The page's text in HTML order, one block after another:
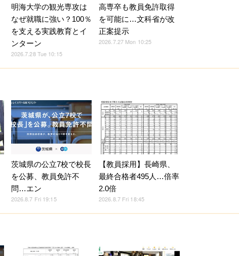
明海大学の観光専攻は
なぜ就職に強い？100％
を支える実践教育とイ
ンターン
2026.7.28 Tue 10:15
高専卒も教員免許取得
を可能に…文科省が改
正案提示
2026.7.27 Mon 10:25
茨城県の公立7校で校長
を公募、教員免許不
問…エン
2026.8.7 Fri 19:15
【教員採用】長崎県、
最終合格者495人…倍率
2.0倍
2026.8.7 Fri 18:45